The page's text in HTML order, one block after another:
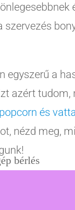
szervezés
egyszerű a
azért tudom,
popcorn és
nézd meg,